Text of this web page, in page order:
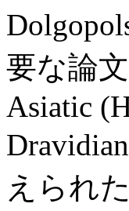
要な論
Asiatic
えられ